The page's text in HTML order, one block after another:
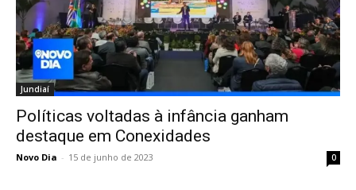
Jundiaí
Políticas voltadas à infância ganham
destaque em Conexidades
Novo Dia - 15 de junho de 2023 0